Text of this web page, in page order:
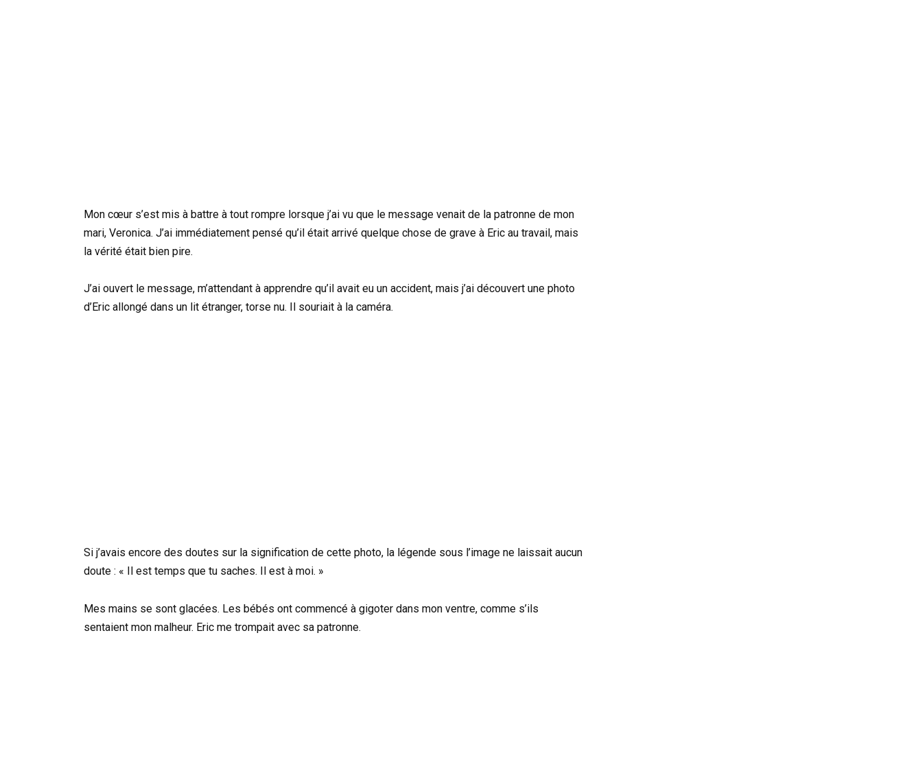
Mon cœur s’est mis à battre à tout rompre lorsque j’ai vu que le message venait de la patronne de mon
mari, Veronica. J’ai immédiatement pensé qu’il était arrivé quelque chose de grave à Eric au travail, mais
la vérité était bien pire.
J’ai ouvert le message, m’attendant à apprendre qu’il avait eu un accident, mais j’ai découvert une photo
d’Eric allongé dans un lit étranger, torse nu. Il souriait à la caméra.
Si j’avais encore des doutes sur la signification de cette photo, la légende sous l’image ne laissait aucun
doute : « Il est temps que tu saches. Il est à moi. »
Mes mains se sont glacées. Les bébés ont commencé à gigoter dans mon ventre, comme s’ils
sentaient mon malheur. Eric me trompait avec sa patronne.